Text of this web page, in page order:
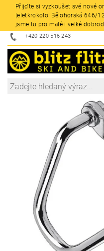
Přijďte si vyzkoušet své nové
|eletkrokolo! Bělohorská 646/
jsme tu pro malé i velké
+420 220 516 243